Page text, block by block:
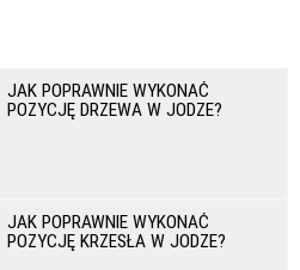
JAK POPRAWNIE WYKONAĆ
POZYCJĘ DRZEWA W JODZE?
JAK POPRAWNIE WYKONAĆ
POZYCJĘ KRZESŁA W JODZE?